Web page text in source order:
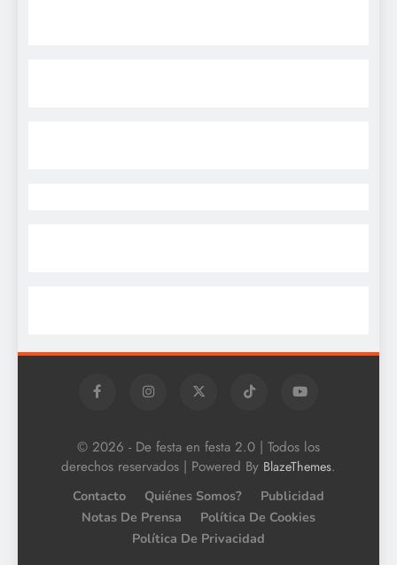
© 2026 - De festa en festa 2.0 | Todos los
derechos reservados | Powered By BlazeThemes.
Contacto Quiénes Somos?
Publicidad
Notas De Prensa
Política De Cookies
Política De Privacidad